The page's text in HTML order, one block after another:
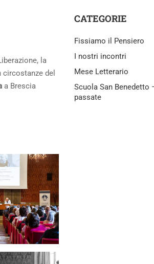
la
del
a Brescia
CATEGORIE
Fissiamo il Pensiero
I nostri incontri
Mese Letterario
Scuola San Benedetto
passate